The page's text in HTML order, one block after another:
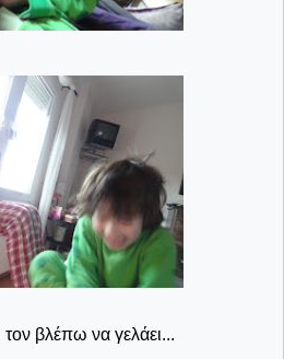
βλέπω να γελάει...